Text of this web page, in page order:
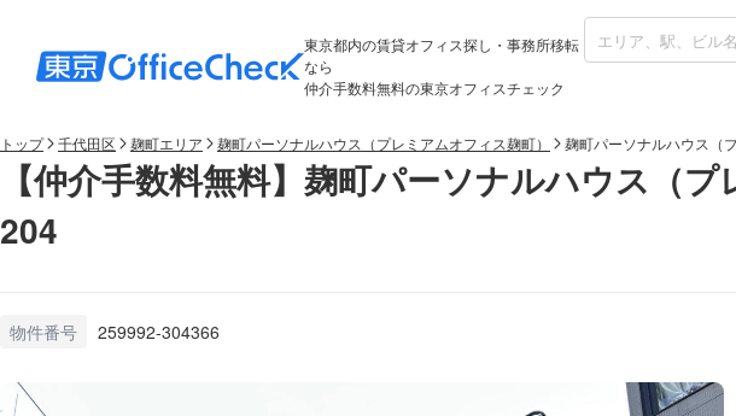
東京都内の賃貸オフィス探し・事務所移転
なら
仲介手数料無料の東京オフィスチェック
トップ 千代田区 麹町エリア 麹町パーソナルハウス（プレミアムオフィス麹町） 麹町パーソナルハウス（
【仲介手数料無料】麹町パーソナルハウス（プ
204
物件番号 259992-304366